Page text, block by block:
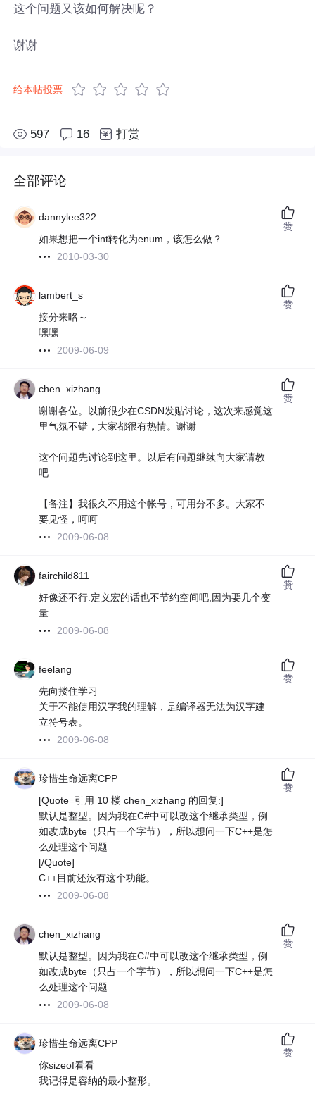
这个问题又该如何解决呢？
谢谢
给本帖投票
597 16 打赏
全部评论
dannylee322
如果想把一个int转化为enum，该怎么做？
2010-03-30
赞
lambert_s
接分来咯～
嘿嘿
2009-06-09
赞
chen_xizhang
谢谢各位。以前很少在CSDN发贴讨论，这次来感觉这
里气氛不错，大家都很有热情。谢谢
这个问题先讨论到这里。以后有问题继续向大家请教
吧
【备注】我很久不用这个帐号，可用分不多。大家不
要见怪，呵呵
2009-06-08
赞
fairchild811
好像还不行.定义宏的话也不节约空间吧,因为要几个变
量
2009-06-08
赞
feelang
先向搂住学习
关于不能使用汉字我的理解，是编译器无法为汉字建
立符号表。
2009-06-08
赞
珍惜生命远离CPP
[Quote=引用 10 楼 chen_xizhang 的回复:]
默认是整型。因为我在C#中可以改这个继承类型，例
如改成byte（只占一个字节），所以想问一下C++是怎
么处理这个问题
[/Quote]
C++目前还没有这个功能。
2009-06-08
赞
chen_xizhang
默认是整型。因为我在C#中可以改这个继承类型，例
如改成byte（只占一个字节），所以想问一下C++是怎
么处理这个问题
2009-06-08
赞
珍惜生命远离CPP
你sizeof看看
我记得是容纳的最小整形。
赞